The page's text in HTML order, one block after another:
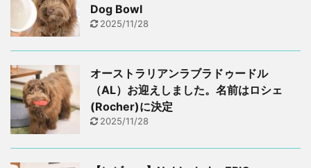
Dog Bowl
2025/11/28
オーストラリアンラブラドゥードル
（AL）お迎えしました。名前はロシェ
(Rocher)に決定
2025/11/28